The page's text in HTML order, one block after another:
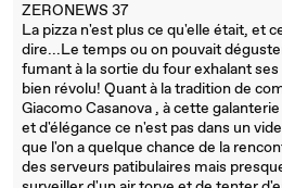
ZERONEWS 37
La pizza n'est plus ce qu'elle était, et
dire...Le temps ou on pouvait
fumant à la sortie du four exhalant
bien révolu! Quant à la tradition de
Giacomo Casanova , à cette
et d'élégance ce n'est pas dans un
que l'on a quelque chance de la
des serveurs patibulaires mais